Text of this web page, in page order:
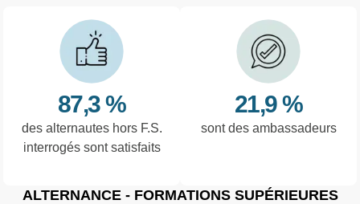
87,3 %
des alternautes hors F.S.
interrogés sont satisfaits
21,9 %
sont des ambassadeurs
ALTERNANCE - FORMATIONS SUPÉRIEURES